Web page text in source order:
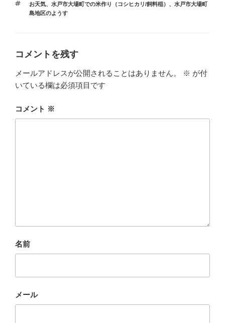
ゴ
リ
タ
グ
お天気、 水戸市大場町での米作り（コシヒカリ/飼料稲） 、 水戸市大場町
島地区のようす
コメントを残す
メールアドレスが公開されることはありません。 ※ が付
いている欄は必須項目です
コメント ※
名前
メール